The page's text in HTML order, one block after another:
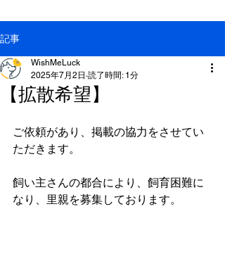
記事
【拡散希望】
WishMeLuck
2025年7月2日 読了時間: 1分
ご依頼があり、掲載の協力をさせてい
ただきます。
飼い主さんの都合により、飼育困難に
なり、里親を募集しております。